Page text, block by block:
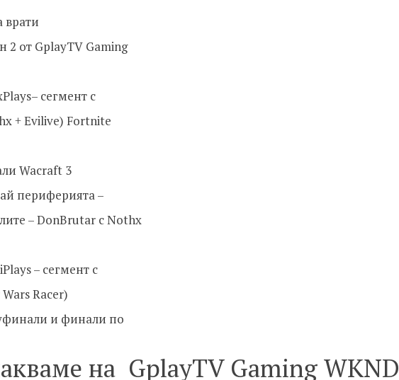
врати
2 от GplayTV Gaming
сегмент с
+ Evilive) Fortnite
Wacraft 3
периферията –
– DonBrutar с Nothx
– сегмент с
Racer)
и финали по
на GplayTV Gaming WKND